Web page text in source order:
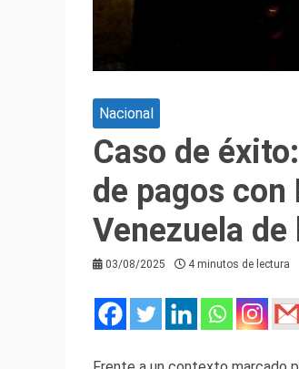
Nacional
Caso de
de pagos
Venezuela de
03/08/2025 4 minutos de lectura